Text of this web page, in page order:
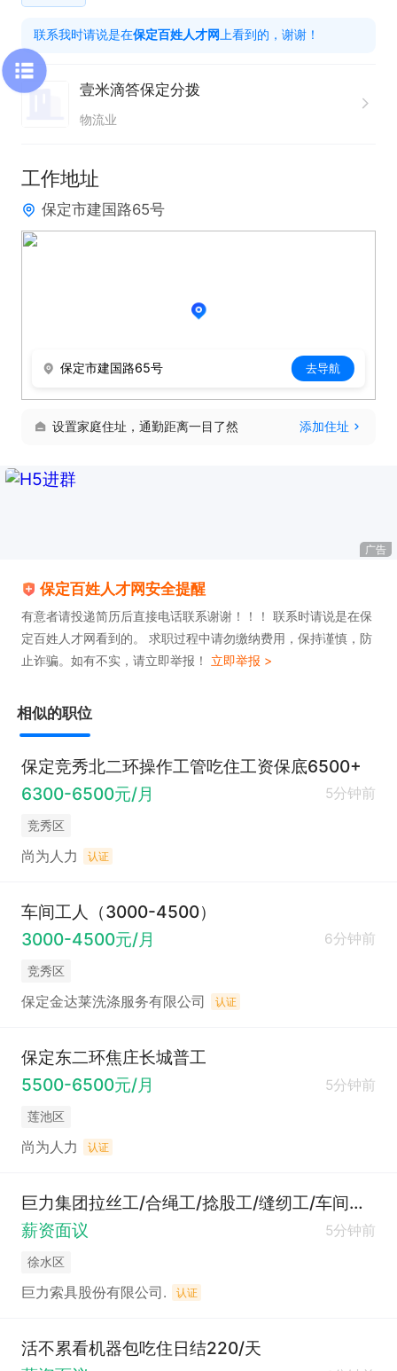
置，保证货物中转
🔹对货区破损货物进行修复，避免客户投诉的发生
🔹整理货区、保证货区形象达到标准化
联系我时请说是在保定百姓人才网 上看到的，谢谢！
壹米滴答保定分拨
物流业
工作地址
保定市建国路65号
保定市建国路65号 去导航
设置家庭住址，通勤距离一目了然 添加住址
广告
保定百姓人才网安全提醒
有意者请投递简历后直接电话联系谢谢！！！ 联系时请说是在保
定百姓人才网看到的。 求职过程中请勿缴纳费用，保持谨慎，防
止诈骗。如有不实，请立即举报！ 立即举报 >
相似的职位
保定竞秀北二环操作工管吃住工资保底6500+
6300-6500元/月
5分钟前
竞秀区
尚为人力 认证
车间工人（3000-4500）
3000-4500元/月
6分钟前
竞秀区
保定金达莱洗涤服务有限公司 认证
保定东二环焦庄长城普工
5500-6500元/月
5分钟前
莲池区
尚为人力 认证
巨力集团拉丝工/合绳工/捻股工/缝纫工/车间普工（五险+食宿））
薪资面议
5分钟前
徐水区
巨力索具股份有限公司. 认证
活不累看机器包吃住日结220/天